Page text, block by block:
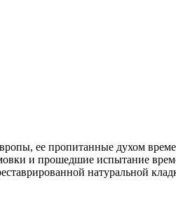
ее пропитанные духом
и прошедшие испытание
натуральной